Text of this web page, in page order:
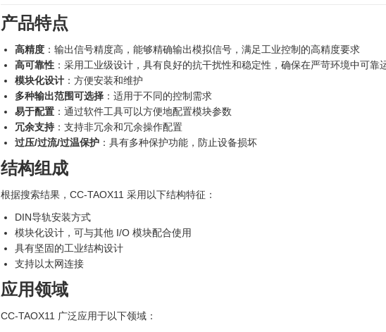
产品特点
高精度 ：输出信号精度高，能够精确输出模拟信号，满足工业控制的高精度要求
高可靠性 ：采用工业级设计，具有良好的抗干扰性和稳定性，确保在严苛环境中可靠
模块化设计 ：方便安装和维护
多种输出范围可选择 ：适用于不同的控制需求
易于配置 ：通过软件工具可以方便地配置模块参数
冗余支持 ：支持非冗余和冗余操作配置
过压/过流/过温保护 ：具有多种保护功能，防止设备损坏
结构组成
根据搜索结果，CC-TAOX11 采用以下结构特征：
DIN导轨安装方式
模块化设计，可与其他 I/O 模块配合使用
具有坚固的工业结构设计
支持以太网连接
应用领域
CC-TAOX11 广泛应用于以下领域：